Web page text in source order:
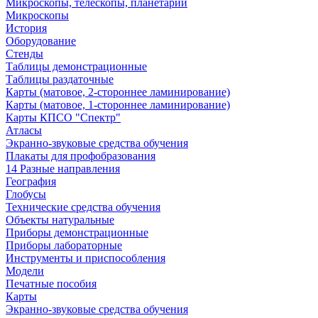
Микроскопы, телескопы, планетарии
Микроскопы
История
Оборудование
Стенды
Таблицы демонстрационные
Таблицы раздаточные
Карты (матовое, 2-стороннее ламинирование)
Карты (матовое, 1-стороннее ламинирование)
Карты КПСО "Спектр"
Атласы
Экранно-звуковые средства обучения
Плакаты для профобразования
14 Разные направления
География
Глобусы
Технические средства обучения
Объекты натуральные
Приборы демонстрационные
Приборы лабораторные
Инструменты и приспособления
Модели
Печатные пособия
Карты
Экранно-звуковые средства обучения